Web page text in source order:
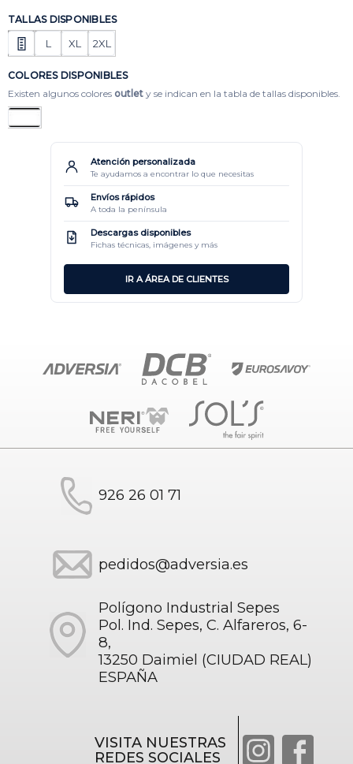
TALLAS DISPONIBLES
L XL 2XL
COLORES DISPONIBLES
Existen algunos colores outlet y se indican en la tabla de tallas disponibles.
Atención personalizada
Te ayudamos a encontrar lo que necesitas
Envíos rápidos
A toda la península
Descargas disponibles
Fichas técnicas, imágenes y más
IR A ÁREA DE CLIENTES
926 26 01 71
pedidos@adversia.es
Polígono Industrial Sepes
Pol. Ind. Sepes, C. Alfareros, 6-
8,
13250 Daimiel (CIUDAD REAL)
ESPAÑA
VISITA NUESTRAS
REDES SOCIALES